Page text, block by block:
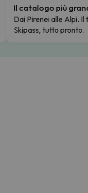
Il catalogo più
Dai Pirenei alle Alpi. Il
Skipass, tutto pronto.